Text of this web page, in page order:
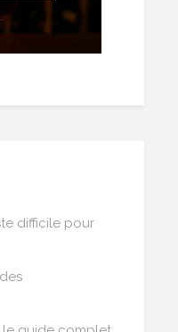
difficile pour